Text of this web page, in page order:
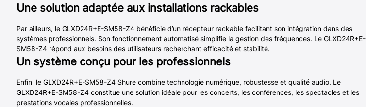
Une solution adaptée aux installations rackables
Par ailleurs, le GLXD24R+E-SM58-Z4 bénéficie d’un récepteur rackable facilitant son intégration dans des
systèmes professionnels. Son fonctionnement automatisé simplifie la gestion des fréquences. Le GLXD24R+E-
SM58-Z4 répond aux besoins des utilisateurs recherchant efficacité et stabilité.
Un système conçu pour les professionnels
Enfin, le GLXD24R+E-SM58-Z4 Shure combine technologie numérique, robustesse et qualité audio. Le
GLXD24R+E-SM58-Z4 constitue une solution idéale pour les concerts, les conférences, les spectacles et les
prestations vocales professionnelles.